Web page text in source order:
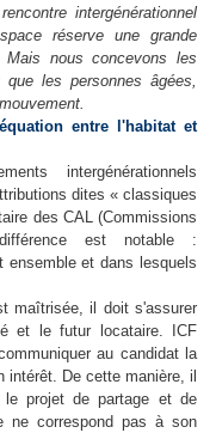
intergénérationnel
réserve une grande
nous concevons les
les personnes âgées,
entre l'habitat et
intergénérationnels
dites « classiques
des CAL (Commissions
est notable :
ensemble et dans lesquels
maîtrisée, il doit s'assurer
et le futur locataire. ICF
au candidat la
De cette manière, il
le projet de partage et de
ne correspond pas à son